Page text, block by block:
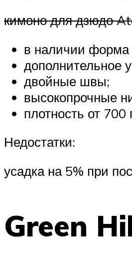
кимоно для дзюдо
в наличии форма
дополнительное
двойные швы;
высокопрочные
плотность от 700
Недостатки:
усадка на 5% при
Green